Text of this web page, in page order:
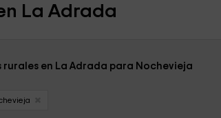
La Adrada
rurales en La Adrada para Nochevieja